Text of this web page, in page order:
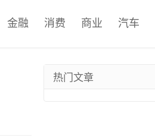
金融 消费 商业 汽车
热门文章